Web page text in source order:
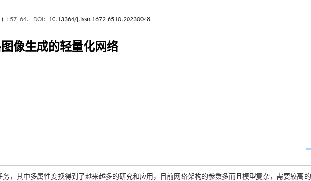
: 57 -64. DOI: 10.13364/j.issn.1672-6510.20230048
像生成的轻量化网络
，其中多属性变换得到了越来越多的研究和应用，目前网络架构的参数多而且模型复杂，需要较高的